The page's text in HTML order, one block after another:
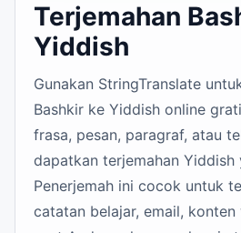
Terjemahan
Yiddish
Gunakan StringTranslate
Bashkir ke Yiddish online
frasa, pesan, paragraf, atau
dapatkan terjemahan Yiddish
Penerjemah ini cocok untuk
catatan belajar, email,